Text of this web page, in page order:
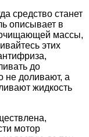
средство станет
описывает в
очищающей массы,
этих
до
не доливают, а
жидкость
мотор